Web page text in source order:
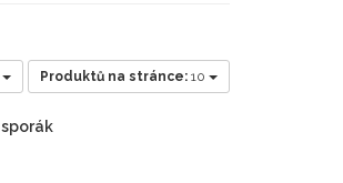
Produktů na stránce: 10